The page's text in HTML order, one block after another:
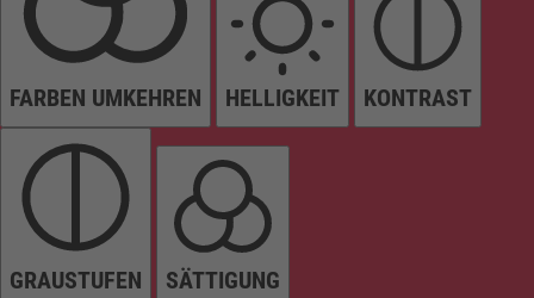
FARBEN UMKEHREN HELLIGKEIT KONTRAST
GRAUSTUFEN SÄTTIGUNG